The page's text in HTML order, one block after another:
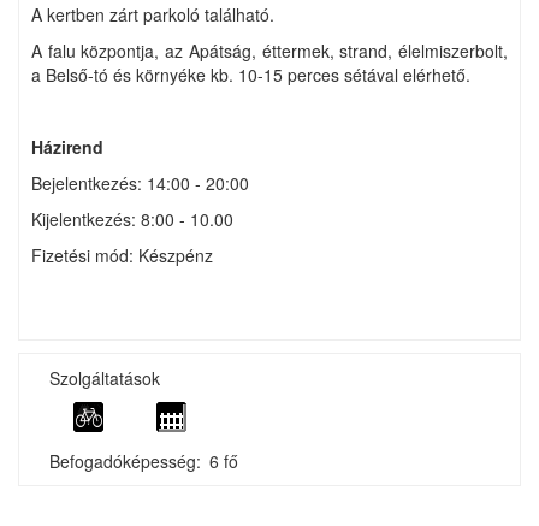
A kertben zárt parkoló található.
A falu központja, az Apátság, éttermek, strand, élelmiszerbolt,
a Belső-tó és környéke kb. 10-15 perces sétával elérhető.
Házirend
Bejelentkezés: 14:00 - 20:00
Kijelentkezés: 8:00 - 10.00
Fizetési mód: Készpénz
Szolgáltatások
Befogadóképesség 6 fő